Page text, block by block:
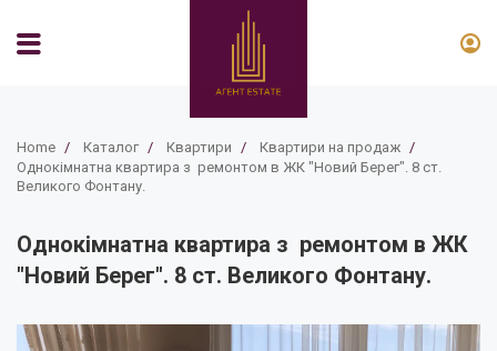
Home / Каталог / Квартири / Квартири на продаж /
Однокімнатна квартира з ремонтом в ЖК "Новий Берег". 8 ст.
Великого Фонтану.
Однокімнатна квартира з ремонтом в ЖК
"Новий Берег". 8 ст. Великого Фонтану.